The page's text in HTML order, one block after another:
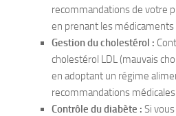
recommandations de votre
en prenant les médicaments
Gestion du cholestérol :
cholestérol LDL (mauvais
en adoptant un régime
recommandations médicales.
Contrôle du diabète : Si